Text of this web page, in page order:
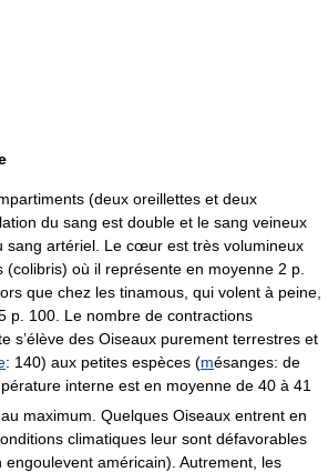
(deux oreillettes et deux
du sang est double et le sang veineux
sang artériel. Le cœur est très volumineux
(colibris) où il représente en moyenne 2 p.
que chez les tinamous, qui volent à peine,
p. 100. Le nombre de contractions
s’élève des Oiseaux purement terrestres et
: 140) aux petites espèces (mésanges: de
interne est en moyenne de 40 à 41
maximum. Quelques Oiseaux entrent en
climatiques leur sont défavorables
américain). Autrement, les